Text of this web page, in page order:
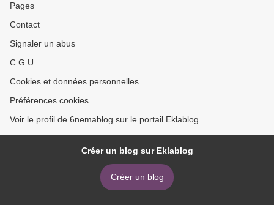
Pages
Contact
Signaler un abus
C.G.U.
Cookies et données personnelles
Préférences cookies
Voir le profil de 6nemablog sur le portail Eklablog
Créer un blog sur Eklablog
Créer un blog